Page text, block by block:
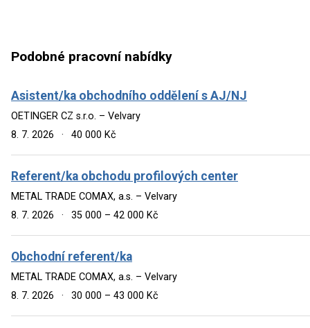
Podobné pracovní nabídky
Asistent/ka obchodního oddělení s AJ/NJ
OETINGER CZ s.r.o. – Velvary
8. 7. 2026
· 40 000 Kč
Referent/ka obchodu profilových center
METAL TRADE COMAX, a.s. – Velvary
8. 7. 2026
· 35 000 – 42 000 Kč
Obchodní referent/ka
METAL TRADE COMAX, a.s. – Velvary
8. 7. 2026
· 30 000 – 43 000 Kč